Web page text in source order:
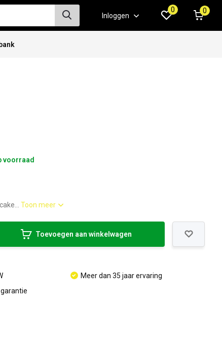
Inloggen
0 0
voorraad
Toon meer
Toevoegen aan winkelwagen
Meer dan 35 jaar ervaring